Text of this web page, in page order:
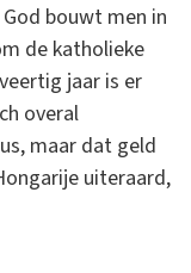
bouwt men in
de katholieke
jaar is er
overal
maar dat geld
uiteraard,